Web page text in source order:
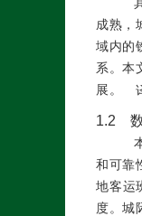
成熟，
域内的
系。本
展。
1.2
和可靠
地客运
度。城